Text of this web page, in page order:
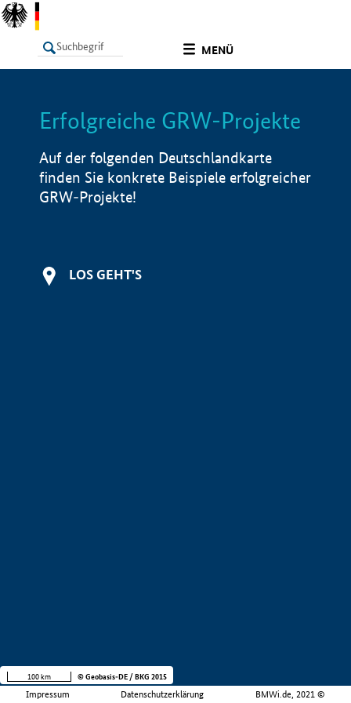
MENÜ
LISTE Info
Erfolgreiche GRW-Projekte
Auf der folgenden Deutschlandkarte
finden Sie konkrete Beispiele erfolgreicher
GRW-Projekte!
LOS GEHT'S
Impressum Datenschutzerklärung BMWi.de, 2021 ©
100 km © Geobasis-DE / BKG 2015